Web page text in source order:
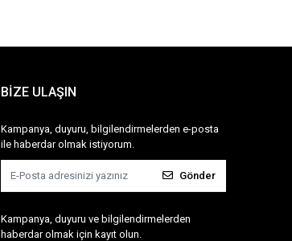
BİZE ULAŞIN
Kampanya, duyuru, bilgilendirmelerden e-posta
ile haberdar olmak istiyorum.
Gönder
Kampanya, duyuru ve bilgilendirmelerden
haberdar olmak için kayıt olun.